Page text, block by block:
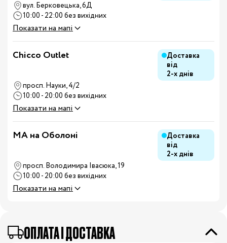
вул. Берковецька, 6Д
10:00 - 22:00 без вихідних
Показати на мапі
Chicco Outlet
Доставка
від
2-х днів
просп. Науки, 4/2
10:00 - 20:00 без вихідних
Показати на мапі
MA на Оболоні
Доставка
від
2-х днів
просп. Володимира Івасюка, 19
10:00 - 20:00 без вихідних
Показати на мапі
OПЛАТА І ДОСТАВКА